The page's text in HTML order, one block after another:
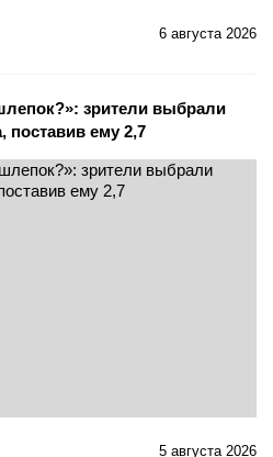
6 августа 2026
зрители выбрали
ему 2,7
5 августа 2026